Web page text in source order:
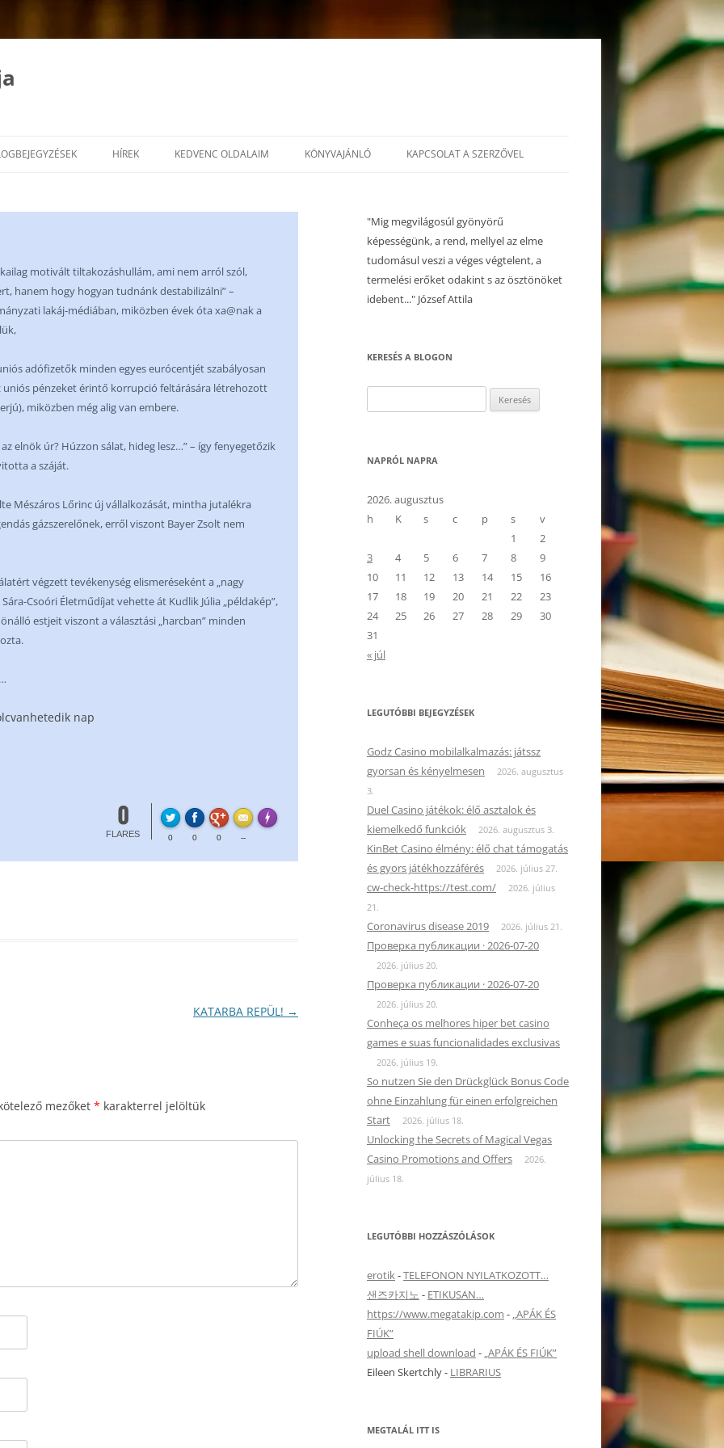
HÍREK KEDVENC OLDALAIM KÖNYVAJÁNLÓ KAPCSOLAT A SZERZŐVEL
motivált tiltakozáshullám, ami nem arról szól,
hanem hogy hogyan tudnánk destabilizálni” –
lakáj-médiában, miközben évek óta xa@nak a
adófizetők minden egyes eurócentjét szabályosan
uniós pénzeket érintő korrupció feltárására létrehozott
miközben még alig van embere.
elnök úr? Húzzon sálat, hideg lesz…” – így fenyegetőzik
a száját.
Mészáros Lőrinc új vállalkozását, mintha jutalékra
gázszerelőnek, erről viszont Bayer Zsolt nem
végzett tevékenység elismeréseként a „nagy
Csoóri Életműdíjat vehette át Kudlik Júlia „példakép”,
estjeit viszont a választási „harcban” minden
nap
0
FLARES 0 0 0 --
Made with
KATARBA REPÜL! →
mezőket * karakterrel jelöltük
"Mig megvilágosúl gyönyörű
képességünk, a rend, mellyel az elme
tudomásul veszi a véges végtelent, a
termelési erőket odakint s az ösztönöket
idebent..." József Attila
KERESÉS A BLOGON
NAPRÓL NAPRA
2026. augusztus
h
K s c p s
v
1
2
3
4 5 6 7 8
9
10
11 12 13 14 15
16
17
18 19 20 21 22
23
24
25 26 27 28 29
30
31
« júl
LEGUTÓBBI BEJEGYZÉSEK
Godz Casino mobilalkalmazás: játssz
gyorsan és kényelmesen
2026. augusztus
3.
Duel Casino játékok: élő asztalok és
kiemelkedő funkciók
2026. augusztus 3.
KinBet Casino élmény: élő chat támogatás
és gyors játékhozzáférés
2026. július 27.
cw-check-https://test.com/
2026. július
21.
Coronavirus disease 2019 2026. július 21.
Проверка публикации · 2026-07-20
2026. július 20.
Проверка публикации · 2026-07-20
2026. július 20.
Conheça os melhores hiper bet casino
games e suas funcionalidades exclusivas
2026. július 19.
So nutzen Sie den Drückglück Bonus Code
ohne Einzahlung für einen erfolgreichen
Start
2026. július 18.
Unlocking the Secrets of Magical Vegas
Casino Promotions and Offers
2026.
július 18.
LEGUTÓBBI HOZZÁSZÓLÁSOK
erotik-TELEFONON NYILATKOZOTT…
샌즈카지노 - ETIKUSAN…
https://www.megatakip.com - „APÁK ÉS
FIÚK”
upload shell download - „APÁK ÉS FIÚK”
Eileen Skertchly- LIBRARIUS
MEGTALÁL ITT IS